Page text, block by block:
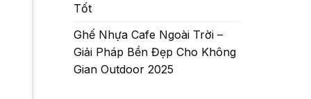
Tốt
Ghế Nhựa Cafe Ngoài Trời –
Giải Pháp Bền Đẹp Cho Không
Gian Outdoor 2025